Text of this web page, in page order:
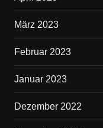
März 2023
Februar 2023
Januar 2023
Dezember 2022